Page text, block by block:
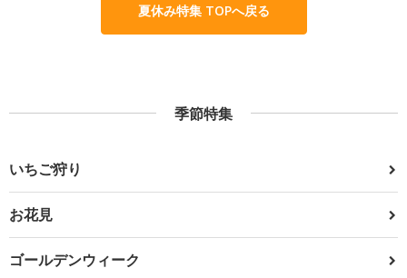
夏休み特集 TOPへ戻る
季節特集
いちご狩り
お花見
ゴールデンウィーク